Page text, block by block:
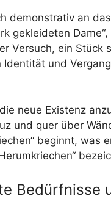
demonstrativ an
gekleideten Dame“,
Versuch, ein Stück
Identität und
neue Existenz
und quer über
beginnt, was
Bedürfnisse